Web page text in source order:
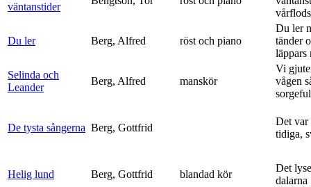
väntanstider
Du ler Berg, Alfred röst och piano
Du ler
tänder
läppars
Selinda och
Leander
Berg, Alfred manskör
Vi
vågen
De tysta sångerna Berg, Gottfrid
Det var
tidiga,
Helig lund Berg, Gottfrid blandad kör
Det
dalarna